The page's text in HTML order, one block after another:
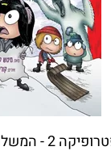
2 - המשלחת האבודה